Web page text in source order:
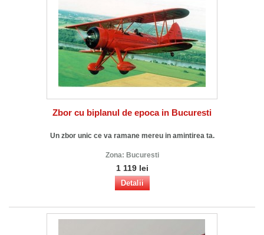
Zbor cu biplanul de epoca in Bucuresti
Un zbor unic ce va ramane mereu in amintirea ta.
Zona: Bucuresti
1 119 lei
Detalii